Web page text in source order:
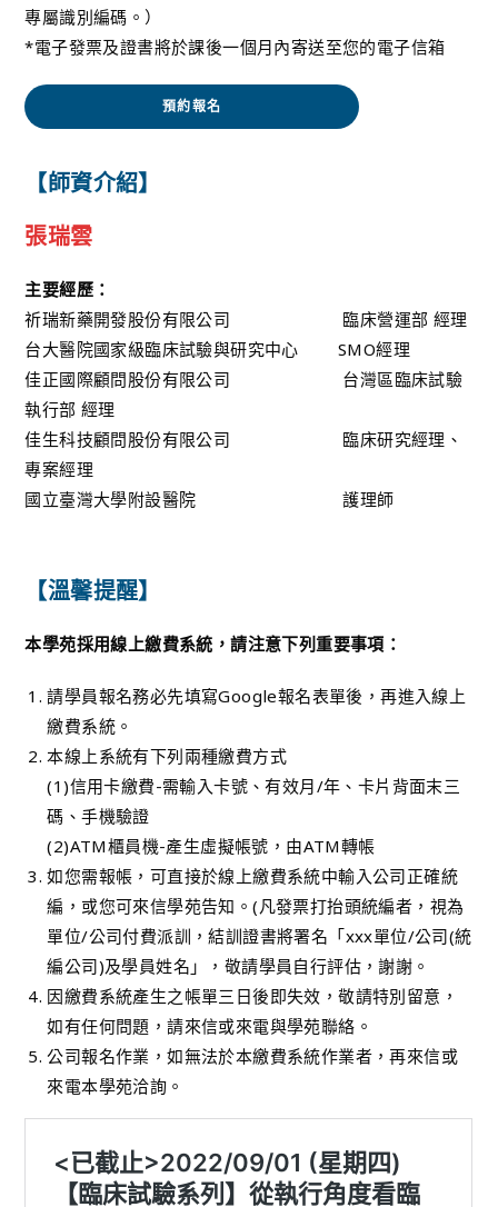
專屬識別編碼。）
*電子發票及證書將於課後一個月內寄送至您的電子信箱
預約報名
【師資介紹】
張瑞雲
主要經歷：
祈瑞新藥開發股份有限公司 臨床營運部 經理
台大醫院國家級臨床試驗與研究中心 SMO經理
佳正國際顧問股份有限公司 台灣區臨床試驗
執行部 經理
佳生科技顧問股份有限公司 臨床研究經理、
專案經理
國立臺灣大學附設醫院 護理師
【溫馨提醒】
本學苑採用線上繳費系統，請注意下列重要事項：
請學員報名務必先填寫Google報名表單後，再進入線上
繳費系統。
本線上系統有下列兩種繳費方式
(1)信用卡繳費-需輸入卡號、有效月/年、卡片背面末三
碼、手機驗證
(2)ATM櫃員機-產生虛擬帳號，由ATM轉帳
如您需報帳，可直接於線上繳費系統中輸入公司正確統
編，或您可來信學苑告知。(凡發票打抬頭統編者，視為
單位/公司付費派訓，結訓證書將署名「xxx單位/公司(統
編公司)及學員姓名」，敬請學員自行評估，謝謝。
因繳費系統產生之帳單三日後即失效，敬請特別留意，
如有任何問題，請來信或來電與學苑聯絡。
公司報名作業，如無法於本繳費系統作業者，再來信或
來電本學苑洽詢。